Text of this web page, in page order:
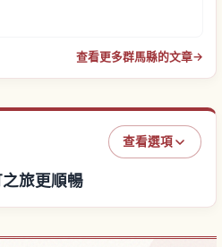
查看更多群馬縣的文章→
查看選項
旅更順暢